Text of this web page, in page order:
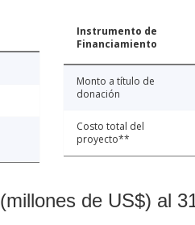
Instrumento de
Financiamiento
Monto a título de
donación
Costo total del
proyecto**
de US$) al